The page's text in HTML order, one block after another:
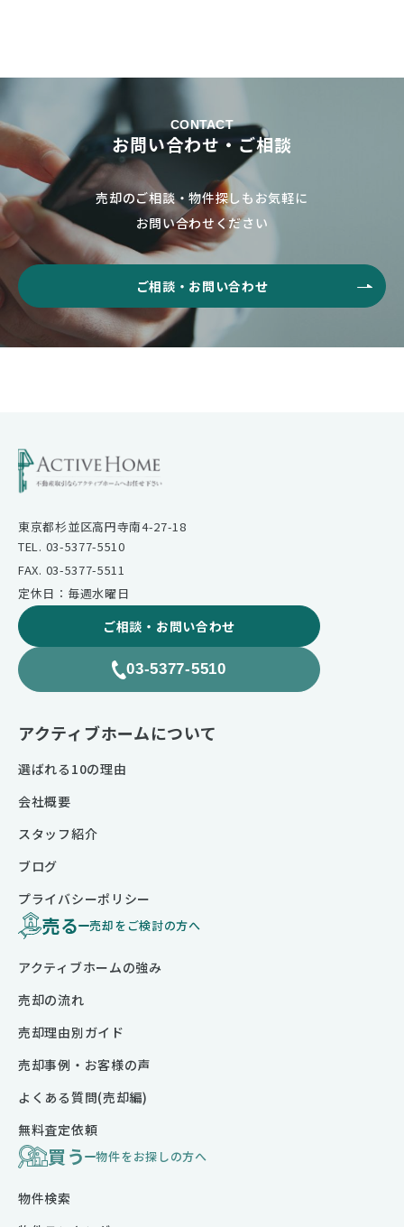
CONTACT
お問い合わせ・ご相談
売却のご相談・物件探しもお気軽に
お問い合わせください
ご相談・お問い合わせ
東京都杉並区高円寺南4-27-18
TEL. 03-5377-5510
FAX. 03-5377-5511
定休日：毎週水曜日
ご相談・お問い合わせ
03-5377-5510
売る 売却をご検討の方へ
アクティブホームの強み
売却の流れ
売却理由別ガイド
売却事例・お客様の声
よくある質問(売却編)
無料査定依頼
買う 物件をお探しの方へ
物件検索
アクティブホームについて
選ばれる10の理由
会社概要
スタッフ紹介
ブログ
プライバシーポリシー